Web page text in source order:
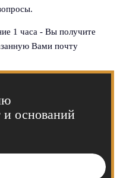
1 часа - Вы получите
Вами почту
оснований